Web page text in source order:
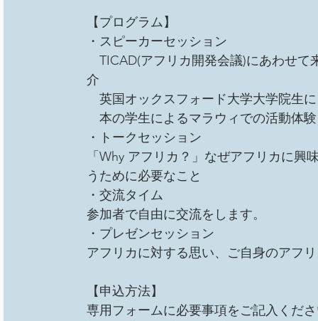
【プログラム】
・スピーカーセッション
TICAD(アフリカ開発会議)にあわせて
介
英国オックスフォード大学大学院生
本の学生によるマラウィでの活動体
・トークセッション
「Why アフリカ？」なぜアフリカに
うために必要なこと
・交流タイム
参加者で自由に交流をします。
・プレゼンセッション
アフリカに対する思い、ご自身のアフ
【申込方法】
専用フォームに必要事項をご記入くだ